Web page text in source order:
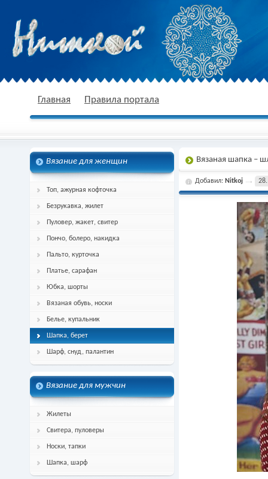
спицами, схема и описание
Главная Правила портала
Вязание для женщин
Топ, ажурная кофточка
Безрукавка, жилет
Пуловер, жакет, свитер
Пончо, болеро, накидка
Пальто, курточка
Платье, сарафан
Юбка, шорты
Вязаная обувь, носки
Белье, купальник
Шапка, берет
Шарф, снуд, палантин
Вязание для мужчин
Жилеты
Свитера, пуловеры
Носки, тапки
Шапка, шарф
Вязаная шапка –
Добавил: Nitkoj